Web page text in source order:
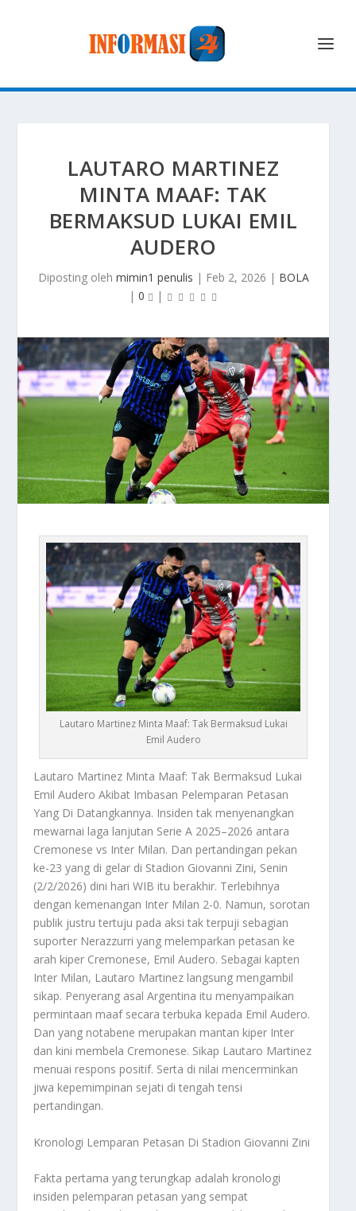
LAUTARO MARTINEZ
MINTA MAAF: TAK
BERMAKSUD LUKAI EMIL
AUDERO
Diposting oleh mimin1 penulis | Feb 2, 2026 | BOLA
| 0 |
Lautaro Martinez Minta Maaf: Tak Bermaksud Lukai
Emil Audero
Lautaro Martinez Minta Maaf: Tak Bermaksud Lukai
Emil Audero Akibat Imbasan Pelemparan Petasan
Yang Di Datangkannya. Insiden tak menyenangkan
mewarnai laga lanjutan Serie A 2025–2026 antara
Cremonese vs Inter Milan. Dan pertandingan pekan
ke-23 yang di gelar di Stadion Giovanni Zini, Senin
(2/2/2026) dini hari WIB itu berakhir. Terlebihnya
dengan kemenangan Inter Milan 2-0. Namun, sorotan
publik justru tertuju pada aksi tak terpuji sebagian
suporter Nerazzurri yang melemparkan petasan ke
arah kiper Cremonese, Emil Audero. Sebagai kapten
Inter Milan, Lautaro Martinez langsung mengambil
sikap. Penyerang asal Argentina itu menyampaikan
permintaan maaf secara terbuka kepada Emil Audero.
Dan yang notabene merupakan mantan kiper Inter
dan kini membela Cremonese. Sikap Lautaro Martinez
menuai respons positif. Serta di nilai mencerminkan
jiwa kepemimpinan sejati di tengah tensi
pertandingan.
Kronologi Lemparan Petasan Di Stadion Giovanni Zini
Fakta pertama yang terungkap adalah kronologi
insiden pelemparan petasan yang sempat